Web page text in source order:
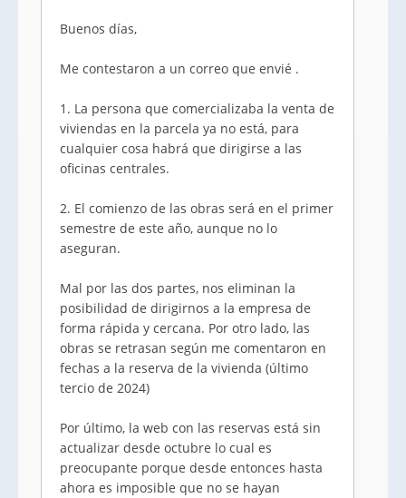
Buenos días,
Me contestaron a un correo que envié .
1. La persona que comercializaba la venta de
viviendas en la parcela ya no está, para
cualquier cosa habrá que dirigirse a las
oficinas centrales.
2. El comienzo de las obras será en el primer
semestre de este año, aunque no lo
aseguran.
Mal por las dos partes, nos eliminan la
posibilidad de dirigirnos a la empresa de
forma rápida y cercana. Por otro lado, las
obras se retrasan según me comentaron en
fechas a la reserva de la vivienda (último
tercio de 2024)
Por último, la web con las reservas está sin
actualizar desde octubre lo cual es
preocupante porque desde entonces hasta
ahora es imposible que no se hayan